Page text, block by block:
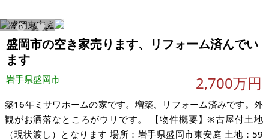
具、調度品はそのままお使い頂けます(不用品は処分済み)。納
屋、乾燥小屋の一部には、農業に使用した道具がそのまま置い
て有ります。 母家の前の畑は管理し易く家庭菜園や花作りも楽
しめます。畑は2021年原
2161521
盛岡市の空き家売ります、リフォーム済んでい
ます
岩手県盛岡市 2,700万円
築16年ミサワホームの家です。増築、リフォーム済みです。外
観がお洒落なところがウリです。 【物件概要】※古屋付土地
（現状渡し）となります 場所：岩手県盛岡市東安庭 土地：59